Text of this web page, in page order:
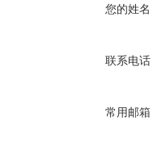
您的姓名
联系电话
常用邮箱